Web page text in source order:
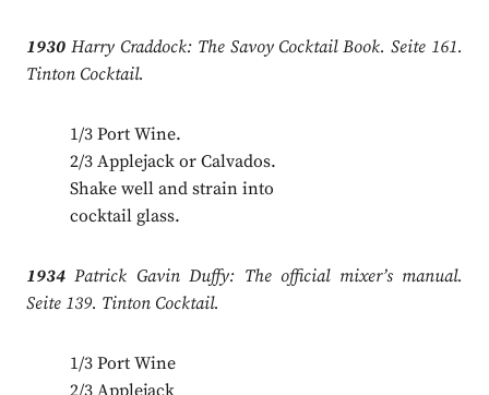
1930Harry Craddock: The Savoy Cocktail Book. Seite 161.
Tinton Cocktail.
1/3 Port Wine.
2/3 Applejack or Calvados.
Shake well and strain into
cocktail glass.
1934Patrick Gavin Duffy: The official mixer’s manual.
Seite 139. Tinton Cocktail.
1/3 Port Wine